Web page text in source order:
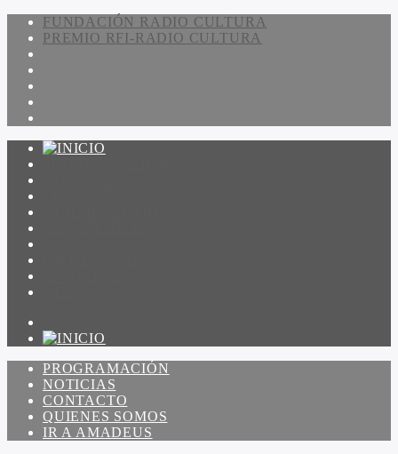
FUNDACIÓN RADIO CULTURA
PREMIO RFI-RADIO CULTURA
PROGRAMACIÓN
NOTICIAS
CONTACTO
QUIENES SOMOS
IR A AMADEUS